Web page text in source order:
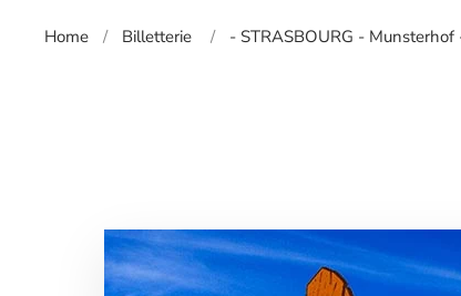
Home Billetterie - STRASBOURG -